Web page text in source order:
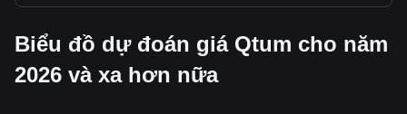
Biểu đồ dự đoán giá Qtum cho năm
2026 và xa hơn nữa